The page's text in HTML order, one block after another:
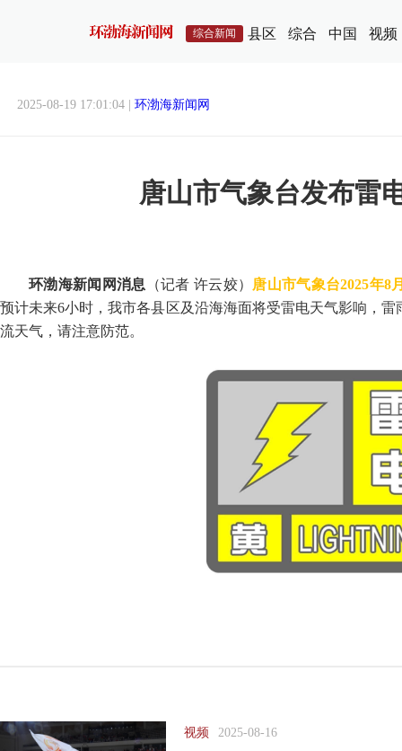
综合新闻 县区 综合 中国 视频
2025-08-19 17:01:04 | 环渤海新闻网
唐山市气象台发布雷
环渤海新闻网消息 （记者 许云姣） 唐山市气象台2025年8
预计未来6小时，我市各县区及沿海海面将受雷电天气影响，
流天气，请注意防范。
视频 2025-08-16